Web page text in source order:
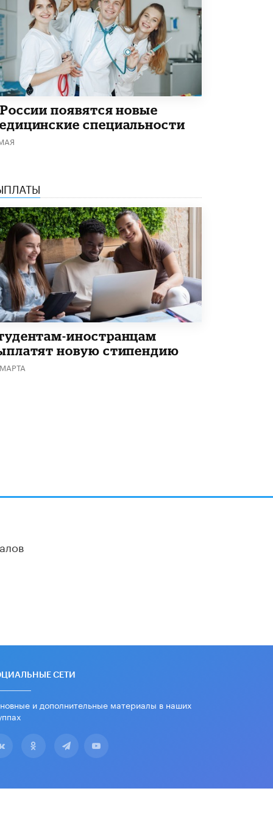
4 ИЮНЯ /КАЧЕСТВО ОБРАЗОВАНИЯ
В Общественной палате предложили
шить школьную форму с учетом
национальных традиций регионов
4 ИЮНЯ /ШКОЛЬНИКИ
В Госдуме предложили ввести онлайн-
формат для апелляций ЕГЭ
3 ИЮНЯ /ЕГЭ И ОГЭ
​Яндекс выпустил бесплатный курс по
школах
2 ИЮНЯ /ПОДРОСТКИ
Академик РАН предупредил, что
ChatGPT отучит школьников думать
1 ИЮНЯ /ШКОЛЬНИКИ
В Минобрнауки рассказали о новых
правилах приема в аспирантуру
1 ИЮНЯ /КАЧЕСТВО ОБРАЗОВАНИЯ
появятся новые
специальности
иностранцам
новую стипендию
СЕТИ
и дополнительные материалы в наших